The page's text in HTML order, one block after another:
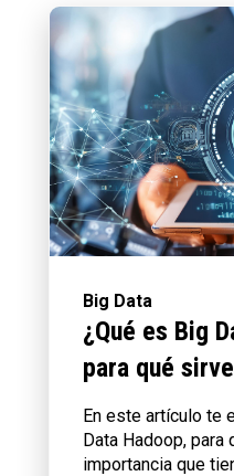
Big Data
¿Qué es Big
para qué
En este artículo te
Data Hadoop, para
importancia que